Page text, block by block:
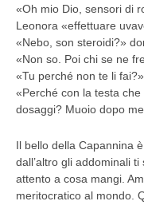
«Oh mio Dio, sensori di
Leonora «effettuare
«Nebo, son steroidi?»
«Non so. Poi chi se ne
«Tu perché non te li fai?»
«Perché con la testa che
dosaggi? Muoio dopo
Il bello della Capannina
dall’altro gli addominali
attento a cosa mangi.
meritocratico al mondo.